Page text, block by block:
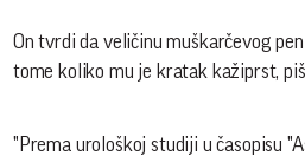
On tvrdi da veličinu muškarčevog
tome koliko mu je kratak kažiprst,
"Prema urološkoj studiji u časopisu